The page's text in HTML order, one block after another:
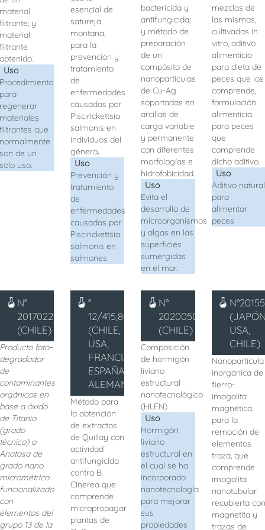
material
filtrante; y
material
filtrante
obtenido.
Uso
Procedimiento
para
regenerar
materiales
filtrantes que
normalmente
son de un
solo uso.
esencial de
satureja
montana,
para la
prevención y
tratamiento
de
enfermedades
causadas por
Piscirickettsia
salmonis en
individuos del
género.
Uso
Prevención y
tratamiento
de
enfermedades
causadas por
Piscirickettsia
salmonis en
salmones
bactericida y
antifungicida;
y método de
preparación
de un
compósito de
nanopartículas
de Cu-Ag
soportadas en
arcillas de
carga variable
y permanente
con diferentes
morfologías e
hidrofobicidad.
Uso
Evita el
desarrollo de
microorganismos
y algas en las
superficies
sumergidas
en el mar.
mezclas de
las mismas,
cultivadas in
vitro, aditivo
alimenticio
para dieta de
peces que los
comprende,
formulación
alimenticia
para peces
que
comprende
dicho aditivo.
Uso
Aditivo natural
para
alimentar
peces
N°
201702281
(CHILE)
Producto foto-
degradador
de
contaminantes
orgánicos en
base a óxido
de Titanio
(grado
técnico) o
Anatasa de
grado nano
micrométrico
funcionalizado
con
elementos del
grupo 13 de la
°
12/415,802
(CHILE,
USA,
FRANCIA,
ESPAÑA,
ALEMANIA)
Método para
la obtención
de extractos
de Quillay con
actividad
antifungicida
contra B.
Cinereaque
comprende
micropropagar
plantas de
N°
2020050186
(CHILE)
Composición
de hormigón
liviano
estructural
nanotecnológico
(HLEN).
Uso
Hormigón
liviano
estructural en
el cual se ha
incorporado
nanotecnología
para mejorar
sus
propiedades
USA,
CHILE)
Nanopartícula
inorgánica de
fierro-
imogolita
magnética,
para la
remoción de
elementos
traza, que
comprende
imogolita
nanotubular
recubierta con
magnetita y
trazas de